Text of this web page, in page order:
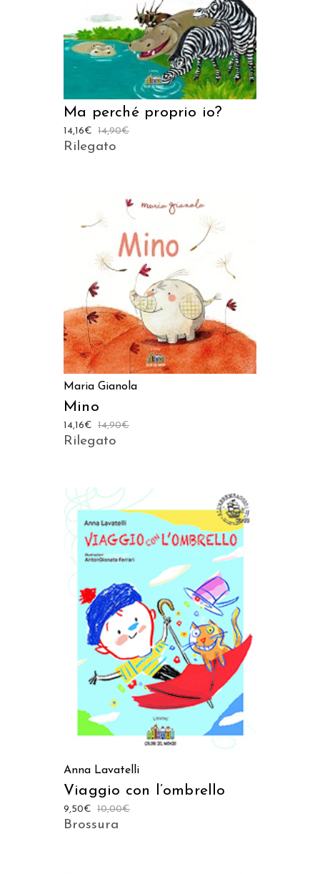
AGGIUNGI AL CARRELLO
Ma perché proprio io?
14,90€
14,16€
Rilegato
AGGIUNGI AL CARRELLO
Maria Gianola
Mino
14,90€
14,16€
Rilegato
AGGIUNGI AL CARRELLO
Anna Lavatelli
Viaggio con l’ombrello
10,00€
9,50€
Brossura